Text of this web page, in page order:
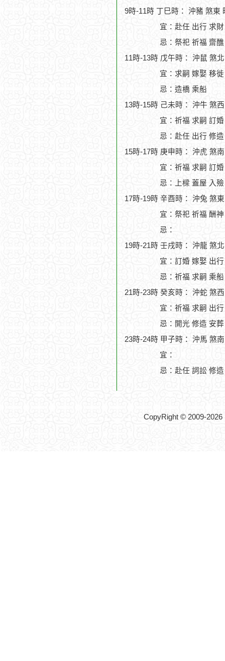
9時-11時 丁巳時： 沖豬 煞東
宜：赴任 出行 求
忌：祭祀 祈福 齋
11時-13時 戊午時： 沖鼠 煞
宜：求嗣 嫁娶 移
忌：造橋 乘船
13時-15時 己未時： 沖牛 煞
宜：祈福 求嗣 訂
忌：赴任 出行 修造
15時-17時 庚申時： 沖虎 煞
宜：祈福 求嗣 訂
忌：上樑 蓋屋 入殮
17時-19時 辛酉時： 沖兔 煞
宜：祭祀 祈福 酬
忌：
19時-21時 壬戌時： 沖龍 煞
宜：訂婚 嫁娶 出
忌：祈福 求嗣 乘船
21時-23時 癸亥時： 沖蛇 煞
宜：祈福 求嗣 出
忌：開光 修造 安葬
23時-24時 甲子時： 沖馬 煞
宜：
忌：赴任 詞訟 修
CopyRight © 2009-2026